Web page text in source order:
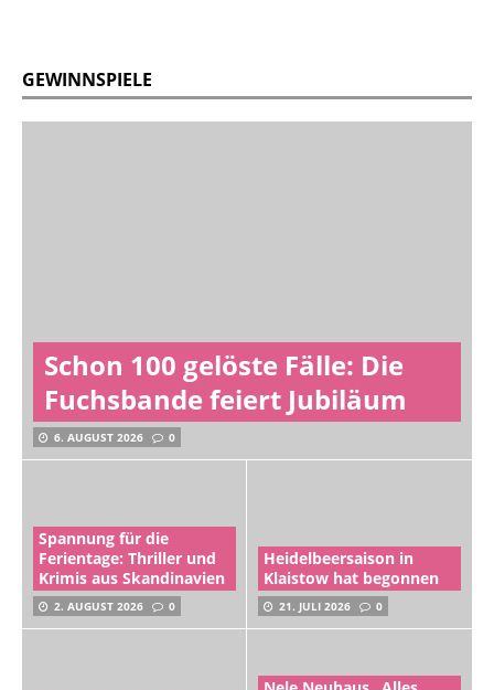
GEWINNSPIELE
Schon 100 gelöste Fälle: Die
Fuchsbande feiert Jubiläum
6. AUGUST 2026 0
Spannung für die
Ferientage: Thriller und
Krimis aus Skandinavien
2. AUGUST 2026 0
Heidelbeersaison in
Klaistow hat begonnen
21. JULI 2026 0